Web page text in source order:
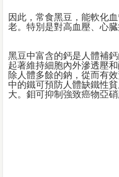
因此，常食黑豆，能軟化
老。特別是對高血壓、心
黑豆中富含的鈣是人體補
起著維持細胞內外滲透壓
除人體多餘的鈉，從而有
中的鐵可預防人體缺鐵性
大。鉬可抑制強致癌物亞